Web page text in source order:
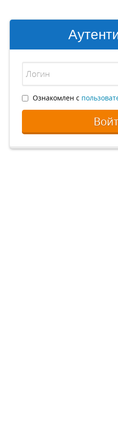
Ознакомлен с